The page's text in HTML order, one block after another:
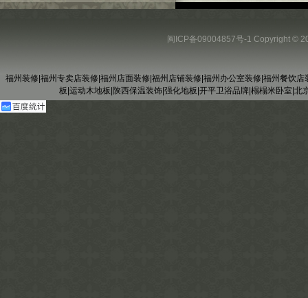
闽ICP备09004857号-1 Copyright ©
福州装修 福州专卖店装修 福州店面装修 福州店铺装修 福州办公室装修 福州餐饮店
板 运动木地板 陕西保温装饰| 强化地板 开平卫浴品牌| 榻榻米卧室| 北